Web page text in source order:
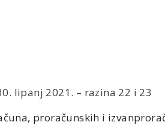
lipanj 2021. – razina 22 i 23
proračunskih i